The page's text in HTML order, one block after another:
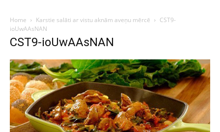
Home Karstie salāti ar vistu aknām aveņu mērcē
CST9-
ioUwAAsNAN
CST9-ioUwAAsNAN